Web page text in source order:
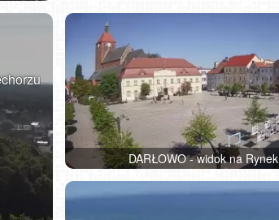
DARŁOWO - widok na Rynek